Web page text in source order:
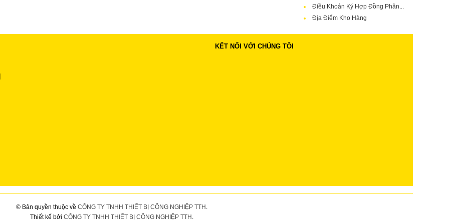
Điều Khoản Ký Hợp Đồng Phân...
Địa Điểm Kho Hàng
KẾT NỐI VỚI CHÚNG TÔI
© Bản quyền thuộc về CÔNG TY TNHH THIẾT BỊ CÔNG NGHIỆP TTH .
Thiết kế bởi CÔNG TY TNHH THIẾT BỊ CÔNG NGHIỆP TTH .